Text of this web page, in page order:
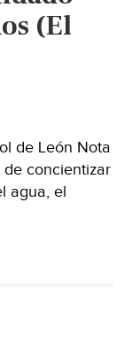
(El
de León Nota
concientizar
agua, el